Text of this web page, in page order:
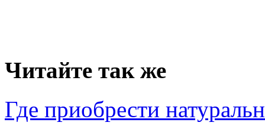
Читайте так же
Где приобрести